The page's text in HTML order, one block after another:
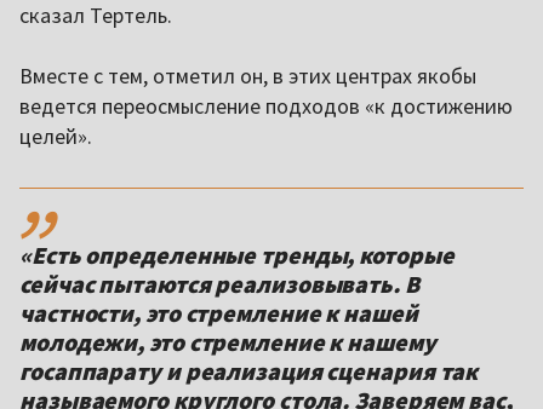
сказал Тертель.
Вместе с тем, отметил он, в этих центрах якобы
ведется переосмысление подходов «к достижению
целей».
,,
«Есть определенные тренды, которые
сейчас пытаются реализовывать. В
частности, это стремление к нашей
молодежи, это стремление к нашему
госаппарату и реализация сценария так
называемого круглого стола. Заверяем вас,